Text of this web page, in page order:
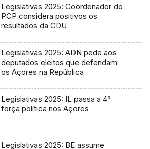
Legislativas 2025: Coordenador do
PCP considera positivos os
resultados da CDU
Legislativas 2025: ADN pede aos
deputados eleitos que defendam
os Açores na República
Legislativas 2025: IL passa a 4ª
força política nos Açores
Legislativas 2025: BE assume